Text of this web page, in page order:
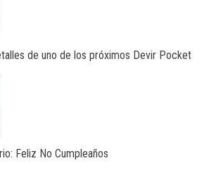
de uno de los próximos Devir Pocket
Feliz No Cumpleaños